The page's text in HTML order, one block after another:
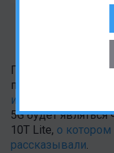
По последним
продаваться на
именем Redmi Note
5G будет
10T Lite, о котором
рассказывали.